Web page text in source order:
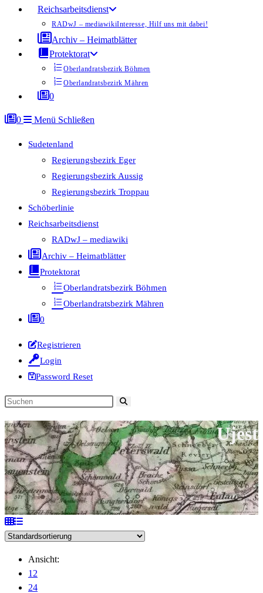
Reichsarbeitsdienst
RADwJ – mediawikiInteresse, Hilf uns mit dabei!
Archiv – Heimatblätter
Protektorat
Oberlandratsbezirk Böhmen
Oberlandratsbezirk Mähren
0
0 Menü Schließen
Sudetenland
Regierungsbezirk Eger
Regierungsbezirk Aussig
Regierungsbezirk Troppau
Schöberlinie
Reichsarbeitsdienst
RADwJ – mediawiki
Archiv – Heimatblätter
Protektorat
Oberlandratsbezirk Böhmen
Oberlandratsbezirk Mähren
0
Registrieren
Login
Password Reset
Diese
durchsuchen
Ujest
Ansicht:
12
24